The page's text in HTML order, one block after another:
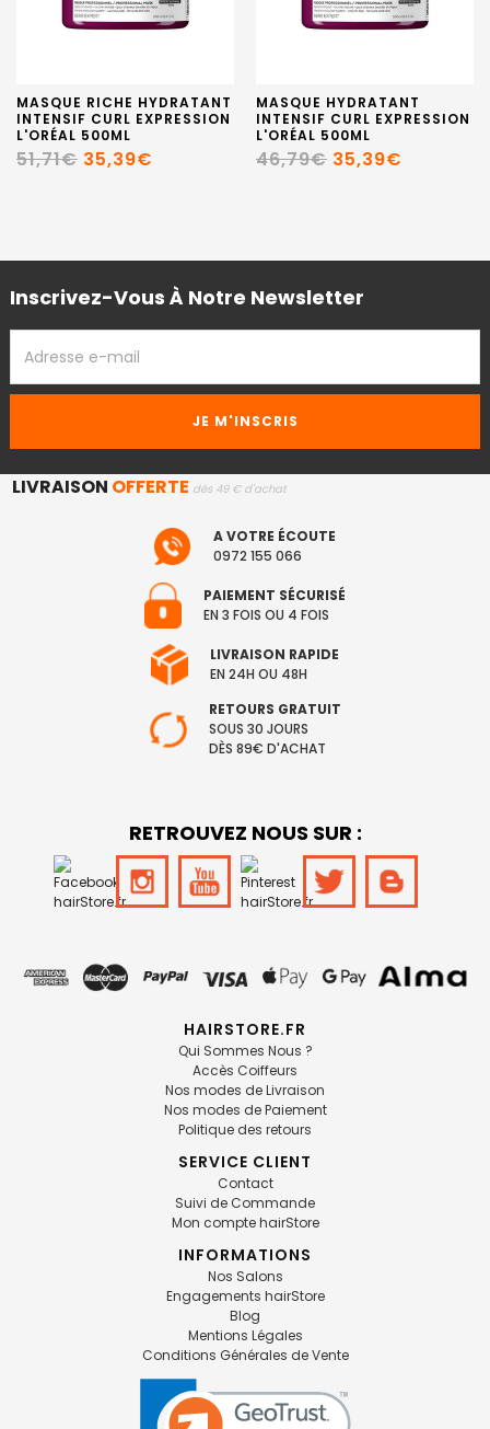
MASQUE RICHE HYDRATANT
INTENSIF CURL EXPRESSION
L'ORÉAL 500ML
51,71€ 35,39€
MASQUE HYDRATANT
INTENSIF CURL EXPRESSION
L'ORÉAL 500ML
46,79€ 35,39€
Inscrivez-Vous À Notre Newsletter
EMAIL
LIVRAISON OFFERTE dès 49 € d'achat
A VOTRE ÉCOUTE
0972 155 066
PAIEMENT SÉCURISÉ
EN 3 FOIS OU 4 FOIS
LIVRAISON RAPIDE
EN 24H OU 48H
RETOURS GRATUIT
SOUS 30 JOURS
DÈS 89€ D'ACHAT
RETROUVEZ NOUS SUR :
HAIRSTORE.FR
Qui Sommes Nous ?
Accès Coiffeurs
Nos modes de Livraison
Nos modes de Paiement
Politique des retours
SERVICE CLIENT
Contact
Suivi de Commande
Mon compte hairStore
INFORMATIONS
Nos Salons
Engagements hairStore
Blog
Mentions Légales
Conditions Générales de Vente